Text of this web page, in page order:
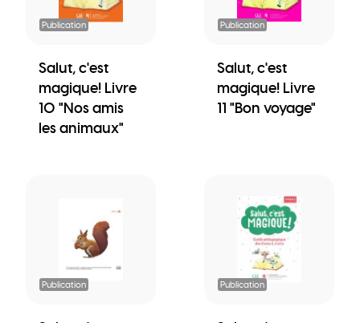
Publication
Salut, c'est
magique! Livre
10 "Nos amis
les animaux"
Publication
Salut, c'est
magique! Livre
11 "Bon voyage"
Publication Publication